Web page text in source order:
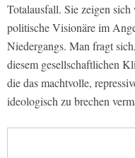
Totalausfall. Sie zeigen
politische Visionäre im
Niedergangs. Man fragt
diesem gesellschaftlichen
die das machtvolle,
ideologisch zu brechen